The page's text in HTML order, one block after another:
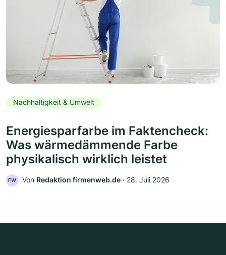
Nachhaltigkeit & Umwelt
Energiesparfarbe im Faktencheck:
Was wärmedämmende Farbe
physikalisch wirklich leistet
FW Von Redaktion firmenweb.de ‧ 28. Juli 2026